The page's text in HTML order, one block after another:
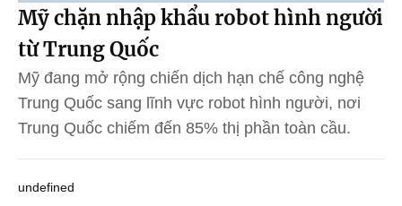
Mỹ chặn nhập khẩu robot hình người
từ Trung Quốc
Mỹ đang mở rộng chiến dịch hạn chế công nghệ
Trung Quốc sang lĩnh vực robot hình người, nơi
Trung Quốc chiếm đến 85% thị phần toàn cầu.
undefined